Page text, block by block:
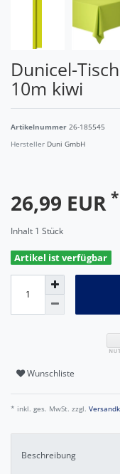
Dunicel-
10m kiwi
Artikelnummer 26-185545
Hersteller Duni GmbH
26,99 EUR *
Inhalt 1 Stück
Artikel ist verfügbar
Wunschliste
* inkl. ges. MwSt. zzgl.
Beschreibung